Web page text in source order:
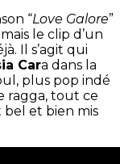
“Love Galore”
le clip d’un
Il s’agit qui
Cara dans la
plus pop indé
ragga, tout ce
bel et bien mis